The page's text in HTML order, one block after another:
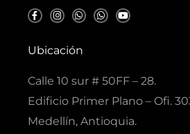
F
a
b
o
-
I
n
a
g
m
W
h
s
a
W
h
Y
o
Ubicación
Calle 10 sur # 50FF – 28.
Edificio Primer Plano – Ofi.
Medellín, Antioquia.